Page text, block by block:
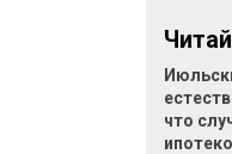
что